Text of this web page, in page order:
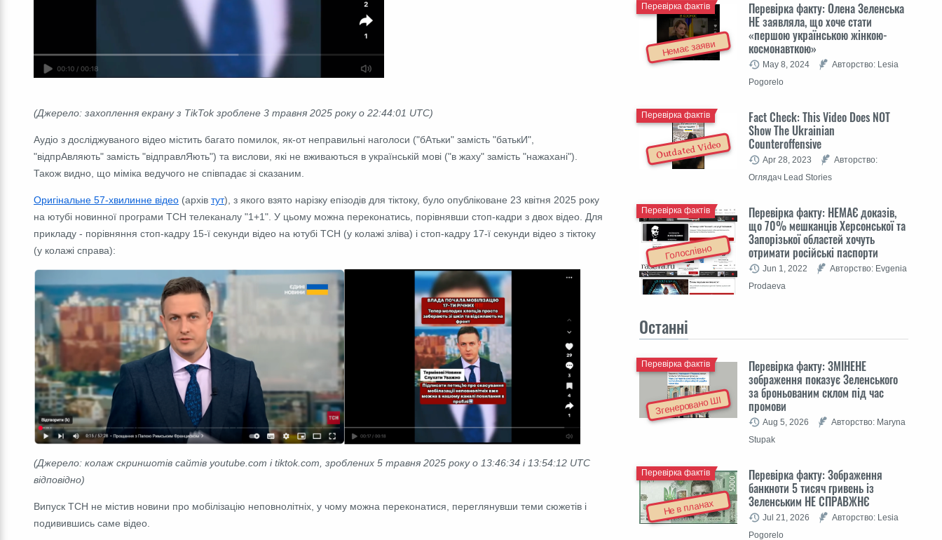
(Джерело: захоплення екрану з TikTok зроблене 3 травня 2025 року о 22:44:01 UTC)
Аудіо з досліджуваного відео містить багато помилок, як-от неправильні наголоси ("бАтьки" замість "батькИ",
"відпрАвляють" замість "відправлЯють") та вислови, які не вживаються в українській мові ("в жаху" замість "нажахані").
Також видно, що міміка ведучого не співпадає зі сказаним.
Оригінальне 57-хвилинне відео (архів тут), з якого взято нарізку епізодів для тіктоку, було опубліковане 23 квітня 2025 року
на ютубі новинної програми ТСН телеканалу "1+1". У цьому можна переконатись, порівнявши стоп-кадри з двох відео. Для
прикладу - порівняння стоп-кадру 15-ї секунди відео на ютубі ТСН (у колажі зліва) і стоп-кадру 17-ї секунди відео з тіктоку
(у колажі справа):
(Джерело: колаж скриншотів сайтів youtube.com і tiktok.com, зроблених 5 травня 2025 року о 13:46:34 і 13:54:12 UTC
відповідно)
Випуск ТСН не містив новини про мобілізацію неповнолітніх, у чому можна переконатися, переглянувши теми сюжетів і
подивившись саме відео.
Немає заяви
Перевірка факту: Олена Зеленська
НЕ заявляла, що хоче стати
«першою українською жінкою-
космонавткою»
Перевірка фактів
May 8, 2024
Авторство: Lesia
Pogorelo
Outdated Video
Fact Check: This Video Does NOT
Show The Ukrainian
Counteroffensive
Перевірка фактів
Apr 28, 2023
Авторство:
Оглядач Lead Stories
Голослівно
Перевірка факту: НЕМАЄ доказів,
що 70% мешканців Херсонської та
Запорізької областей хочуть
отримати російські паспорти
Перевірка фактів
Jun 1, 2022
Авторство: Evgenia
Prodaeva
Останні
Згенеровано ШІ
Перевірка факту: ЗМІНЕНЕ
зображення показує Зеленського
за броньованим склом під час
промови
Перевірка фактів
Aug 5, 2026
Авторство: Maryna
Stupak
Не в планах
Перевірка факту: Зображення
банкноти 5 тисяч гривень із
Зеленським НЕ СПРАВЖНЄ
Перевірка фактів
Jul 21, 2026
Авторство: Lesia
Pogorelo